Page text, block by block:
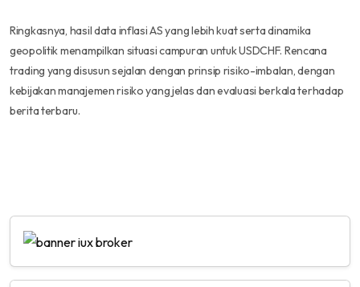
Ringkasnya, hasil data inflasi AS yang lebih kuat serta dinamika
geopolitik menampilkan situasi campuran untuk USDCHF. Rencana
trading yang disusun sejalan dengan prinsip risiko-imbalan, dengan
kebijakan manajemen risiko yang jelas dan evaluasi berkala terhadap
berita terbaru.